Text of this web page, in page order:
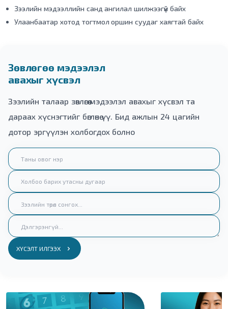
Зээлийн мэдээллийн санд ангилал шилжээгүй байх
Улаанбаатар хотод тогтмол оршин суудаг хаягтай байх
Зөвлөгөө мэдээлэл
авахыг хүсвэл
Зээлийн талаар зөвлөгөө мэдээлэл авахыг хүсвэл та
дараах хүснэгтийг бөглөнө үү. Бид ажлын 24 цагийн
дотор эргүүлэн холбогдох болно
ХҮСЭЛТ ИЛГЭЭХ